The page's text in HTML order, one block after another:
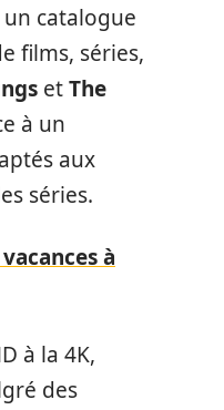
catalogue
films, séries,
etThe
à un
aux
séries.
à
à la 4K,
des